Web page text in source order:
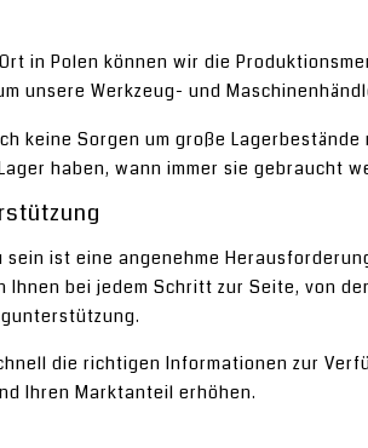
in Polen können wir die
unsere Werkzeug- und
keine Sorgen um große
haben, wann immer sie gebraucht
sein ist eine angenehme
Ihnen bei jedem Schritt zur Seite, von
die richtigen Informationen zur
Ihren Marktanteil erhöhen.